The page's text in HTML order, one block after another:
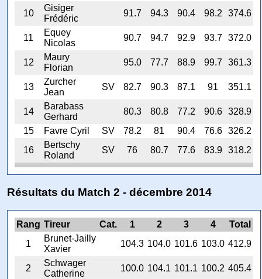
10
Gisiger
Frédéric
91.7 94.3 90.4 98.2 374.6
11
Equey
Nicolas
90.7 94.7 92.9 93.7 372.0
12
Maury
Florian
95.0 77.7 88.9 99.7 361.3
13
Zurcher
Jean
SV 82.7 90.3 87.1 91 351.1
14
Barabass
Gerhard
80.3 80.8 77.2 90.6
328.9
15
Favre Cyril SV 78.2 81 90.4 76.6
326.2
16
Bertschy
Roland
SV 76 80.7 77.6 83.9 318.2
Résultats du Match 2 - décembre 2014
Rang Tireur Cat. 1 2 3 4
Total
1
Brunet-Jailly
Xavier
104.3 104.0 101.6 103.0 412.9
2
Schwager
Catherine
100.0 104.1 101.1 100.2 405.4